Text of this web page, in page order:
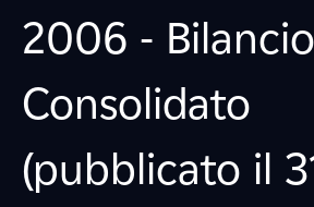
2006 - Bilancio
Consolidato
(pubblicato il